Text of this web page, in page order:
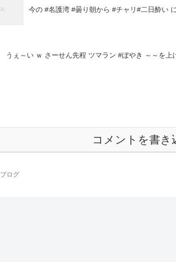
今の #名護湾 #曇り朝から #チャリ#二日酔い
うぇ～い ｗ さーせん先程 ツマラン #ぼやき ～～を上
コメントを書き
ブログ